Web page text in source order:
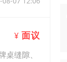
¥ 面议
缝隙、